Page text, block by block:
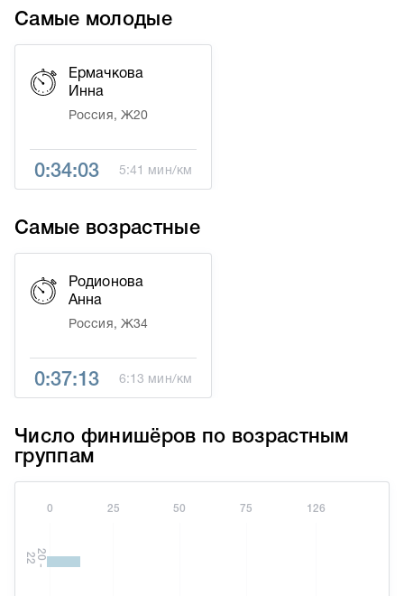
Самые молодые
Ермачкова
Инна
Россия, Ж20
0:34:03 5:41 мин/км
Самые возрастные
Родионова
Анна
Россия, Ж34
0:37:13 6:13 мин/км
Число финишёров по возрастным
группам
126
75
50
25
0
2
0
-
2
2